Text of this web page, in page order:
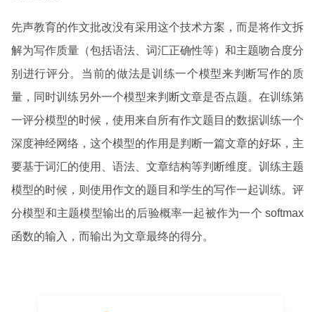
先声教育的作文批改没有采用这个技术方案，而是将作文拆
解为写作质量（包括语法、词汇正确性等）和主题吻合度分
别进行评分。当前的做法是训练一个模型来判断写作的质
量，同时训练另外一个模型来判断文章是否点题。在训练第
一评分模型的时候，使用来自所有作文题目的数据训练一个
深度神经网络，这个模型的作用是判断一篇文章的好坏，主
要基于词汇的使用、语法、文章结构等判断维度。训练主题
模型的时候，则使用作文的题目和学生的写作一起训练。评
分模型和主题模型输出的后验概率一起被作为一个 softmax
函数的输入，而输出为文章最终的得分。